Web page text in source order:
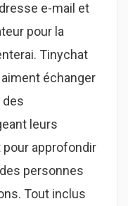
e-mail et
pour la
Tinychat
échanger
des
leurs
pour approfondir
personnes
Tout inclus